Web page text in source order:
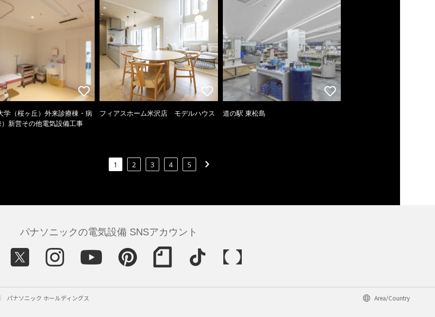
学（桜ヶ丘）外来診療棟・病
新営その他電気設備工事
フィアスホーム米沢店 モデルハウス 道の駅 東松島
1 2 3 4 5
パナソニックの電気設備 SNSアカウント
パナソニック ホールディングス Area/Country